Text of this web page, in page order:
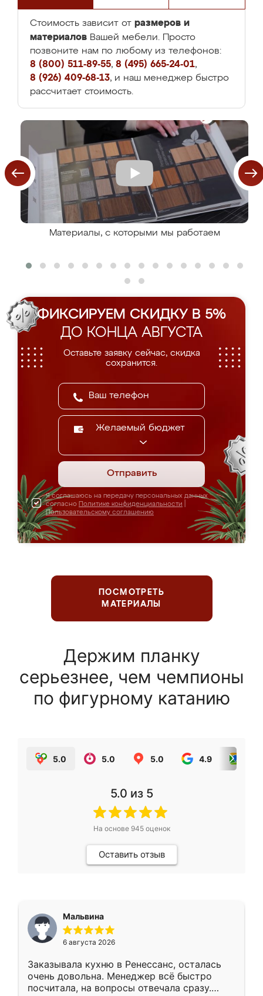
Стоимость зависит от размеров и
материалов Вашей мебели. Просто
позвоните нам по любому из телефонов:
8 (800) 511-89-55, 8 (495) 665-24-01,
8 (926) 409-68-13, и наш менеджер быстро
рассчитает стоимость.
Материалы, с которыми мы работаем
ФИКСИРУЕМ СКИДКУ В 5%
ДО КОНЦА АВГУСТА
Оставьте заявку сейчас, скидка
сохранится.
Желаемый бюджет
Отправить
Я соглашаюсь на передачу персональных данных
согласно Политике конфиденциальности
Пользовательскому соглашению
ПОСМОТРЕТЬ
МАТЕРИАЛЫ
Держим планку
серьезнее, чем чемпионы
по фигурному катанию
5.0 5.0 5.0 4.9
5.0 из 5
На основе 945оценок
Оставить отзыв
Мальвина
6 августа 2026
Заказывала кухню в Ренессанс, осталась
очень довольна. Менеджер всё быстро
посчитала, на вопросы отвечала сразу.